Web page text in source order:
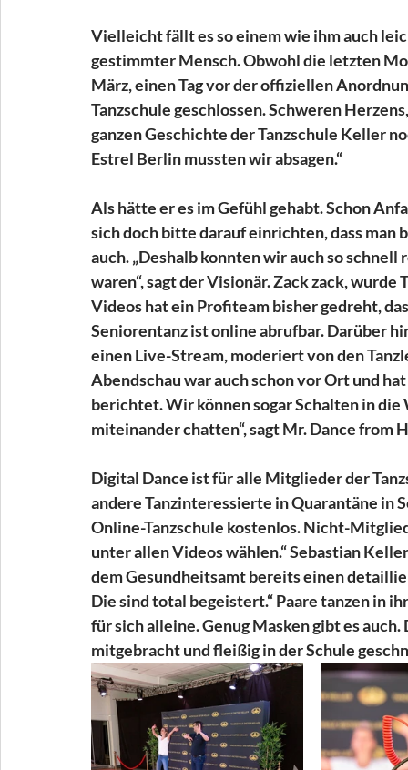
Vielleicht fällt es so einem wie ihm auch
gestimmter Mensch. Obwohl die letzten
März, einen Tag vor der offiziellen
Tanzschule geschlossen. Schweren
ganzen Geschichte der Tanzschule Keller
Estrel Berlin mussten wir absagen.“
Als hätte er es im Gefühl gehabt. Schon
sich doch bitte darauf einrichten, dass
auch. „Deshalb konnten wir auch so
waren“, sagt der Visionär. Zack zack,
Videos hat ein Profiteam bisher gedreht,
Seniorentanz ist online abrufbar. Darüber
einen Live-Stream, moderiert von den
Abendschau war auch schon vor Ort und
berichtet. Wir können sogar Schalten in
miteinander chatten“, sagt Mr. Dance from
Digital Dance ist für alle Mitglieder der
andere Tanzinteressierte in Quarantäne in
Online-Tanzschule kostenlos. Nicht-
unter allen Videos wählen.“ Sebastian
dem Gesundheitsamt bereits einen
Die sind total begeistert.“ Paare tanzen in
für sich alleine. Genug Masken gibt es
mitgebracht und fleißig in der Schule